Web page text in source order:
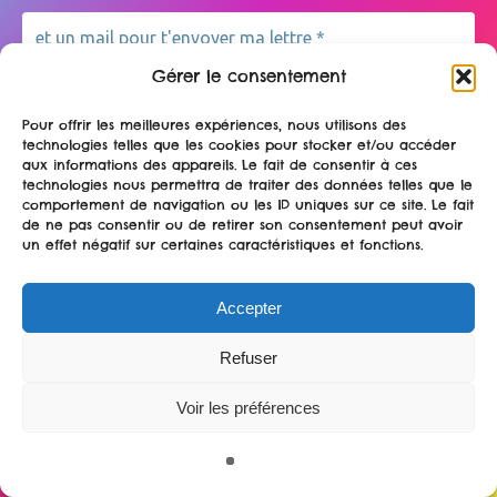
Gérer le consentement
Pour offrir les meilleures expériences, nous utilisons des
technologies telles que les cookies pour stocker et/ou accéder
aux informations des appareils. Le fait de consentir à ces
technologies nous permettra de traiter des données telles que le
comportement de navigation ou les ID uniques sur ce site. Le fait
de ne pas consentir ou de retirer son consentement peut avoir
un effet négatif sur certaines caractéristiques et fonctions.
Accepter
Refuser
Voir les préférences
Tu vas recevoir un message de bienvenue dans
indésirable ou tes spams si tu ne trouves pas
sort bientôt !
Challenge six fan arts 2020
Retrouvez-moi sur Behance
Pour + d’actus retrouvez
moi sur Instagram
« Textos et cie #ainsivalavie » @kenneseditions